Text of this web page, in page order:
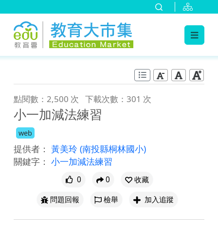
點閱數：2,500 次 下載次數：301 次
小一加減法練習
web
提供者： 黃美玲 (南投縣桐林國小)
關鍵字： 小一加減法練習
0 0
收藏
問題回報
檢舉 加入追蹤